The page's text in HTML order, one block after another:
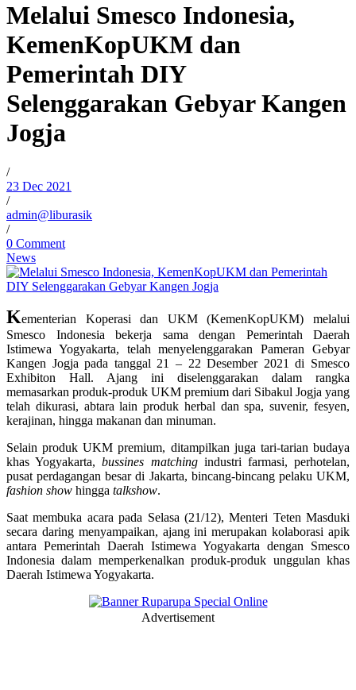
Melalui Smesco Indonesia,
KemenKopUKM dan
Pemerintah DIY
Selenggarakan Gebyar Kangen
Jogja
/
23 Dec 2021
/
admin@liburasik
/
0 Comment
News
Kementerian Koperasi dan UKM (KemenKopUKM) melalui
Smesco Indonesia bekerja sama dengan Pemerintah Daerah
Istimewa Yogyakarta, telah menyelenggarakan Pameran Gebyar
Kangen Jogja pada tanggal 21 – 22 Desember 2021 di Smesco
Exhibiton Hall. Ajang ini diselenggarakan dalam rangka
memasarkan produk-produk UKM premium dari Sibakul Jogja yang
telah dikurasi, abtara lain produk herbal dan spa, suvenir, fesyen,
kerajinan, hingga makanan dan minuman.
Selain produk UKM premium, ditampilkan juga tari-tarian budaya
khas Yogyakarta,bussines matchingindustri farmasi, perhotelan,
pusat perdagangan besar di Jakarta, bincang-bincang pelaku UKM,
fashion show hingga talkshow.
Saat membuka acara pada Selasa (21/12), Menteri Teten Masduki
secara daring menyampaikan, ajang ini merupakan kolaborasi apik
antara Pemerintah Daerah Istimewa Yogyakarta dengan Smesco
Indonesia dalam memperkenalkan produk-produk unggulan khas
Daerah Istimewa Yogyakarta.
Advertisement